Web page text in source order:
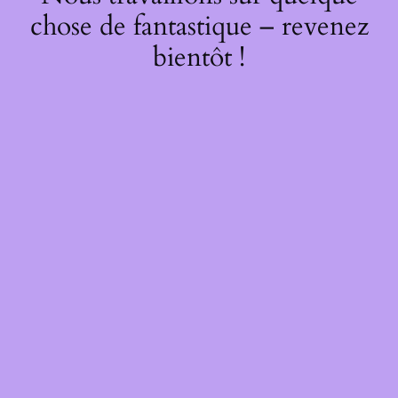
chose de fantastique – revenez
bientôt !